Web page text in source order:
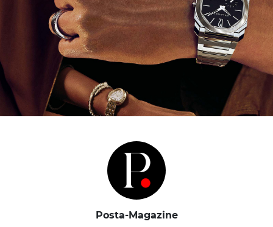
Posta-Magazine